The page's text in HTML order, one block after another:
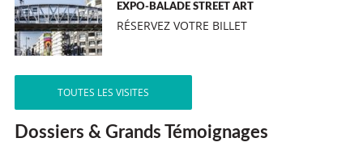
EXPO-BALADE STREET ART
RÉSERVEZ VOTRE BILLET
TOUTES LES VISITES
Dossiers & Grands Témoignages